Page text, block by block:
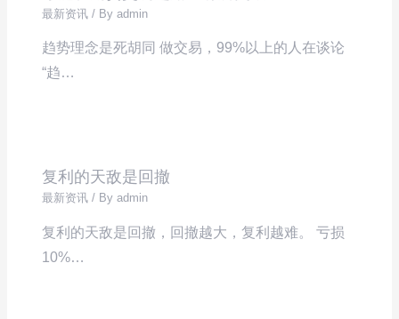
最新资讯 / Byadmin
趋势理念是死胡同 做交易，99%以上的人在谈论
“趋…
复利的天敌是回撤
最新资讯 / Byadmin
复利的天敌是回撤，回撤越大，复利越难。 亏损
10%…